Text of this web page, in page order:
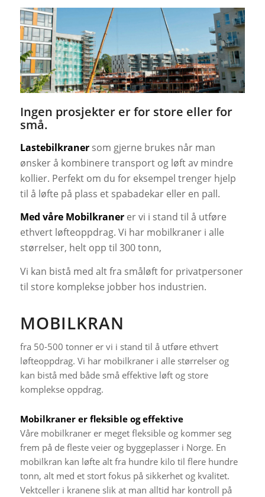
Ingen prosjekter er for store eller for
små.
Lastebilkranersom gjerne brukes når man
ønsker å kombinere transport og løft av mindre
kollier. Perfekt om du for eksempel trenger hjelp
til å løfte på plass et spabadekar eller en pall.
Med våre Mobilkranerer vi i stand til å utføre
ethvert løfteoppdrag. Vi har mobilkraner i alle
størrelser, helt opp til 300 tonn,
Vi kan bistå med alt fra småløft for privatpersoner
til store komplekse jobber hos industrien.
MOBILKRAN
fra 50-500 tonner er vi i stand til å utføre ethvert
løfteoppdrag. Vi har mobilkraner i alle størrelser og
kan bistå med både små effektive løft og store
komplekse oppdrag.
Mobilkraner er fleksible og effektive
Våre mobilkraner er meget fleksible og kommer seg
frem på de fleste veier og byggeplasser i Norge. En
mobilkran kan løfte alt fra hundre kilo til flere hundre
tonn, alt med et stort fokus på sikkerhet og kvalitet.
Vektceller i kranene slik at man alltid har kontroll på